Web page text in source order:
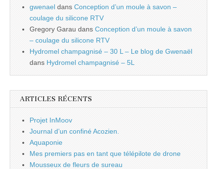
gwenael dans Conception d’un moule à savon –
coulage du silicone RTV
Gregory Garau dans Conception d’un moule à savon
– coulage du silicone RTV
Hydromel champagnisé – 30 L – Le blog de Gwenaël
dans Hydromel champagnisé – 5L
ARTICLES RÉCENTS
Projet InMoov
Journal d’un confiné Acozien.
Aquaponie
Mes premiers pas en tant que télépilote de drone
Mousseux de fleurs de sureau